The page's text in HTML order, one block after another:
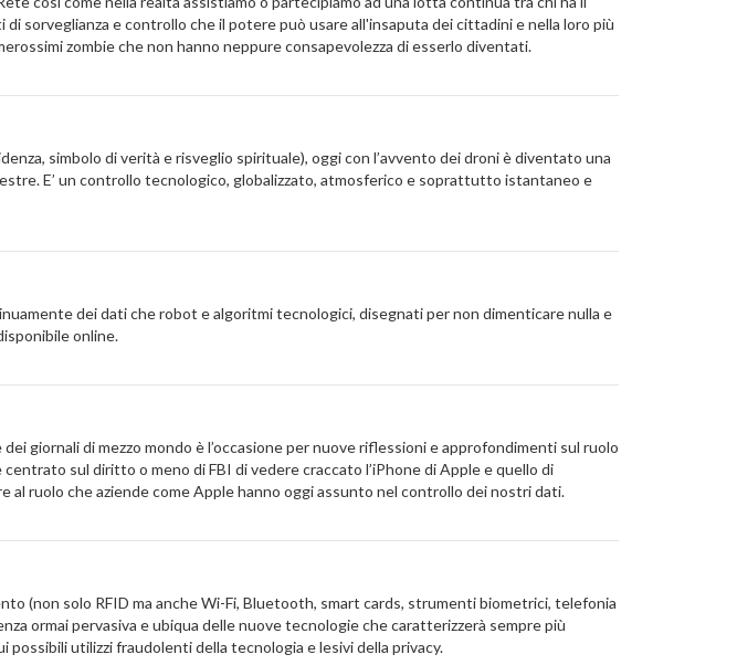
sorveglianza e controllo che il potere può usare all'insaputa dei cittadini e nella loro più
zombie che non hanno neppure consapevolezza di esserlo diventati.
simbolo di verità e risveglio spirituale), oggi con l’avvento dei droni è diventato una
E’ un controllo tecnologico, globalizzato, atmosferico e soprattutto istantaneo e
dei dati che robot e algoritmi tecnologici, disegnati per non dimenticare nulla e
online.
giornali di mezzo mondo è l’occasione per nuove riflessioni e approfondimenti sul ruolo
sul diritto o meno di FBI di vedere craccato l’iPhone di Apple e quello di
al ruolo che aziende come Apple hanno oggi assunto nel controllo dei nostri dati.
(non solo RFID ma anche Wi-Fi, Bluetooth, smart cards, strumenti biometrici, telefonia
ormai pervasiva e ubiqua delle nuove tecnologie che caratterizzerà sempre più
utilizzi fraudolenti della tecnologia e lesivi della privacy.